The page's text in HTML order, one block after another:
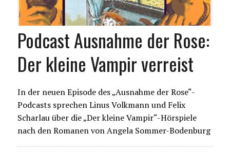
Podcast Ausnahme der Rose:
Der kleine Vampir verreist
In der neuen Episode des „Ausnahme der Rose“-
Podcasts sprechen Linus Volkmann und Felix
Scharlau über die „Der kleine Vampir“-Hörspiele
nach den Romanen von Angela Sommer-Bodenburg